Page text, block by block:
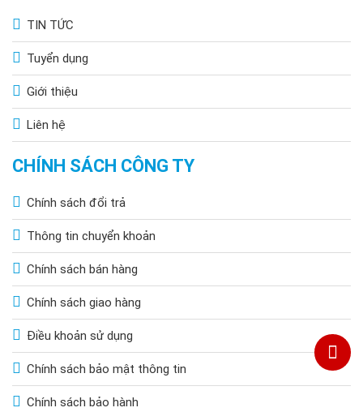
TIN TỨC
Tuyển dụng
Giới thiệu
Liên hệ
CHÍNH SÁCH CÔNG TY
Chính sách đổi trả
Thông tin chuyển khoản
Chính sách bán hàng
Chính sách giao hàng
Điều khoản sử dụng
Chính sách bảo mật thông tin
Chính sách bảo hành